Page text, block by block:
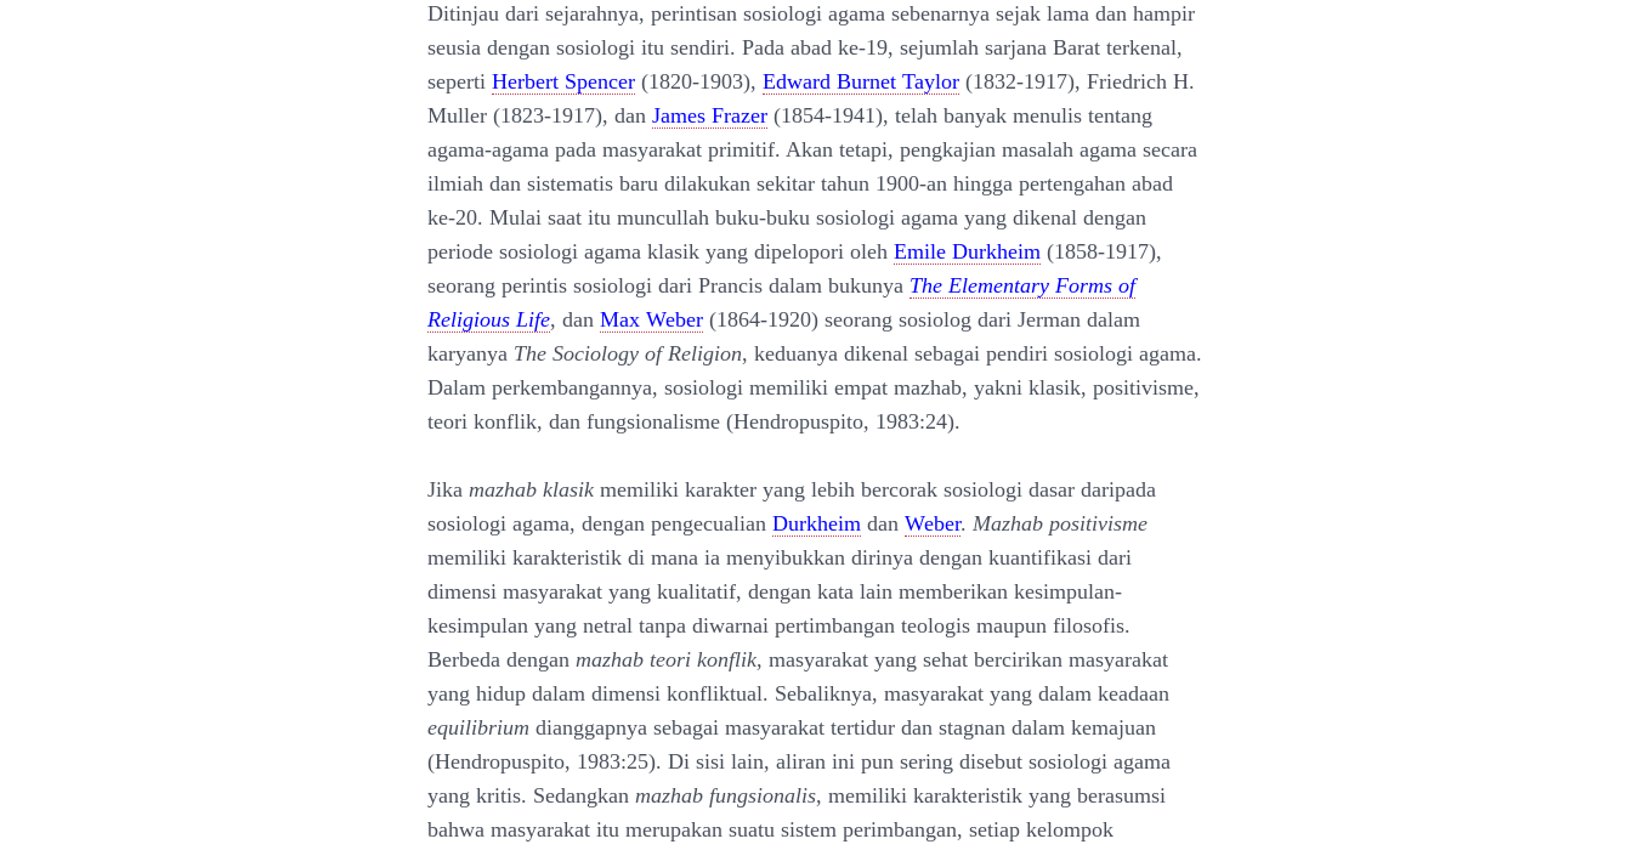
Ditinjau dari sejarahnya, perintisan sosiologi agama sebenarnya sejak lama dan hampir
seusia dengan sosiologi itu sendiri. Pada abad ke-19, sejumlah sarjana Barat terkenal,
seperti Herbert Spencer (1820-1903), Edward Burnet Taylor (1832-1917), Friedrich H.
Muller (1823-1917), dan James Frazer (1854-1941), telah banyak menulis tentang
agama-agama pada masyarakat primitif. Akan tetapi, pengkajian masalah agama secara
ilmiah dan sistematis baru dilakukan sekitar tahun 1900-an hingga pertengahan abad
ke-20. Mulai saat itu muncullah buku-buku sosiologi agama yang dikenal dengan
periode sosiologi agama klasik yang dipelopori oleh Emile Durkheim (1858-1917),
seorang perintis sosiologi dari Prancis dalam bukunya The Elementary Forms of
Religious Life, dan Max Weber (1864-1920) seorang sosiolog dari Jerman dalam
karyanya The Sociology of Religion, keduanya dikenal sebagai pendiri sosiologi agama.
Dalam perkembangannya, sosiologi memiliki empat mazhab, yakni klasik, positivisme,
teori konflik, dan fungsionalisme (Hendropuspito, 1983:24).
Jika mazhab klasik memiliki karakter yang lebih bercorak sosiologi dasar daripada
sosiologi agama, dengan pengecualian Durkheim dan Weber. Mazhab positivisme
memiliki karakteristik di mana ia menyibukkan dirinya dengan kuantifikasi dari
dimensi masyarakat yang kualitatif, dengan kata lain memberikan kesimpulan-
kesimpulan yang netral tanpa diwarnai pertimbangan teologis maupun filosofis.
Berbeda dengan mazhab teori konflik, masyarakat yang sehat bercirikan masyarakat
yang hidup dalam dimensi konfliktual. Sebaliknya, masyarakat yang dalam keadaan
equilibrium dianggapnya sebagai masyarakat tertidur dan stagnan dalam kemajuan
(Hendropuspito, 1983:25). Di sisi lain, aliran ini pun sering disebut sosiologi agama
yang kritis. Sedangkan mazhab fungsionalis, memiliki karakteristik yang berasumsi
bahwa masyarakat itu merupakan suatu sistem perimbangan, setiap kelompok